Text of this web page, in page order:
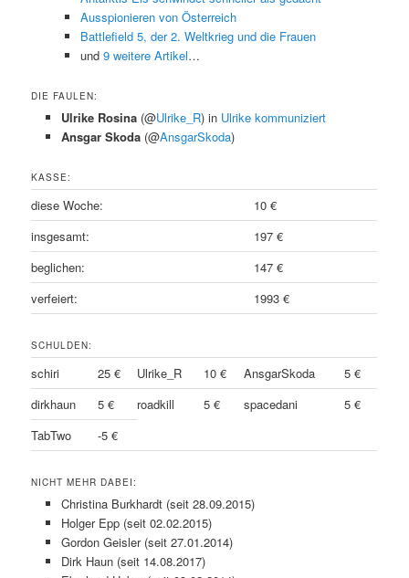
Ausspionieren von Österreich
Battlefield 5, der 2. Weltkrieg und die Frauen
und 9 weitere Artikel…
DIE FAULEN:
Ulrike Rosina (@Ulrike_R) in Ulrike kommuniziert
Ansgar Skoda (@AnsgarSkoda)
KASSE:
diese Woche:
10 €
insgesamt:
197 €
beglichen:
147 €
verfeiert:
1993 €
SCHULDEN:
schiri 25 € Ulrike_R 10 € AnsgarSkoda
5 €
dirkhaun
5 € roadkill 5 € spacedani
5 €
TabTwo
-5 €
NICHT MEHR DABEI:
Christina Burkhardt (seit 28.09.2015)
Holger Epp (seit 02.02.2015)
Gordon Geisler (seit 27.01.2014)
Dirk Haun (seit 14.08.2017)